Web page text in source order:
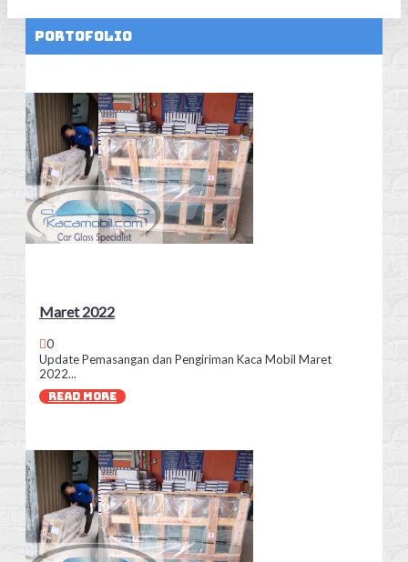
Portofolio
Maret 2022
0
Update Pemasangan dan Pengiriman Kaca Mobil Maret
2022...
READ MORE